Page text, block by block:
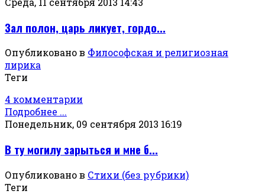
Зал полон, царь ликует, гордо...
Опубликовано в Философская и религиозная
лирика
Теги
4 комментарии
Подробнее ...
Понедельник, 09 сентября 2013 16:19
В ту могилу зарыться и мне б...
Опубликовано в Стихи (без рубрики)
Теги